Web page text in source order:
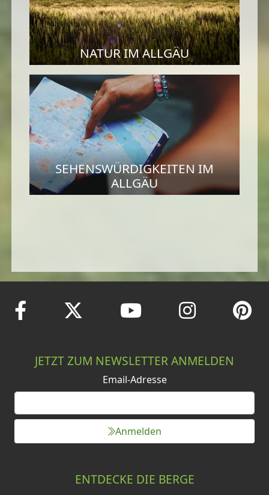
NATUR IM ALLGÄU
SEHENSWÜRDIGKEITEN IM
ALLGÄU
JETZT ZUM NEWSLETTER ANMELDEN
Email-Adresse
Anmelden
ENTDECKE DIE BERGE